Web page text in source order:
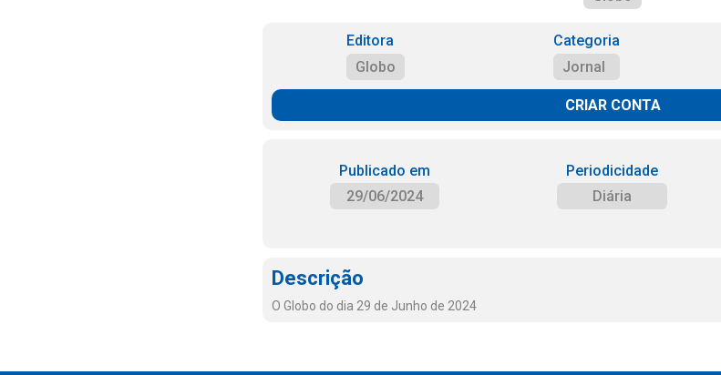
Editora
Globo
Categoria
Jornal
CRIAR CONTA
Publicado em
29/06/2024
Periodicidade
Diária
Descrição
O Globo do dia 29 de Junho de 2024